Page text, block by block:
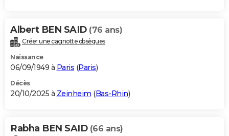
Albert BEN SAID (76 ans)
Créer une cagnotte obsèques
Naissance
06/09/1949 à Paris (Paris)
Décès
20/10/2025 à Zeinheim (Bas-Rhin)
Rabha BEN SAID (66 ans)